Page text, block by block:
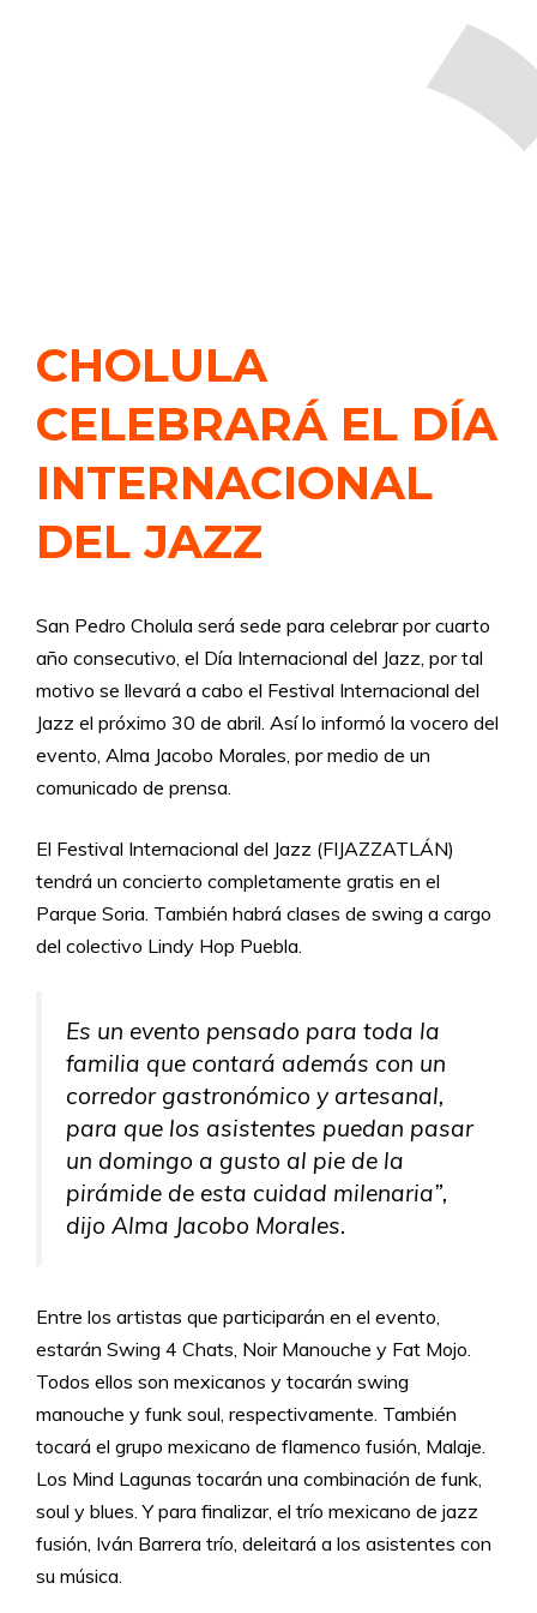
CHOLULA
CELEBRARÁ EL DÍA
INTERNACIONAL
DEL JAZZ
San Pedro Cholula será sede para celebrar por cuarto
año consecutivo, el Día Internacional del Jazz, por tal
motivo se llevará a cabo el Festival Internacional del
Jazz el próximo 30 de abril. Así lo informó la vocero del
evento, Alma Jacobo Morales, por medio de un
comunicado de prensa.
El Festival Internacional del Jazz (FIJAZZATLÁN)
tendrá un concierto completamente gratis en el
Parque Soria. También habrá clases de swing a cargo
del colectivo Lindy Hop Puebla.
Es un evento pensado para toda la
familia que contará además con un
corredor gastronómico y artesanal,
para que los asistentes puedan pasar
un domingo a gusto al pie de la
pirámide de esta cuidad milenaria”,
dijo Alma Jacobo Morales.
Entre los artistas que participarán en el evento,
estarán Swing 4 Chats, Noir Manouche y Fat Mojo.
Todos ellos son mexicanos y tocarán swing
manouche y funk soul, respectivamente. También
tocará el grupo mexicano de flamenco fusión, Malaje.
Los Mind Lagunas tocarán una combinación de funk,
soul y blues. Y para finalizar, el trío mexicano de jazz
fusión, Iván Barrera trío, deleitará a los asistentes con
su música.